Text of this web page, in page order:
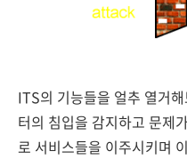
ITS의 기능들을 얼추 열거
터의 침입을 감지하고 문제
로 서비스들을 이주시키며